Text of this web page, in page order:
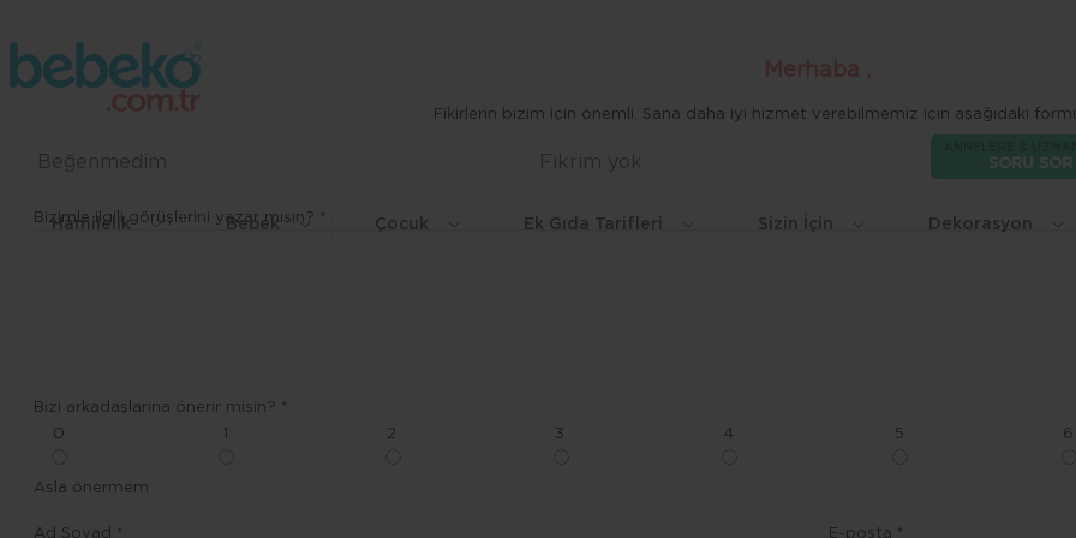
SORU SOR
Hamilelik Bebek Çocuk Ek Gıda Tarifleri Sizin İçin Dekorasyon
Fikirlerin bizim için önemli. Sana daha iyi hizmet verebilmemiz için aşağıdaki
Beğenmedim Fikrim yok
Bizimle ilgili görüşlerini yazar mısın? *
Bizi arkadaşlarına önerir misin? *
0
2 3 4 5 6
Asla önermem
Ad Soyad * E-posta *